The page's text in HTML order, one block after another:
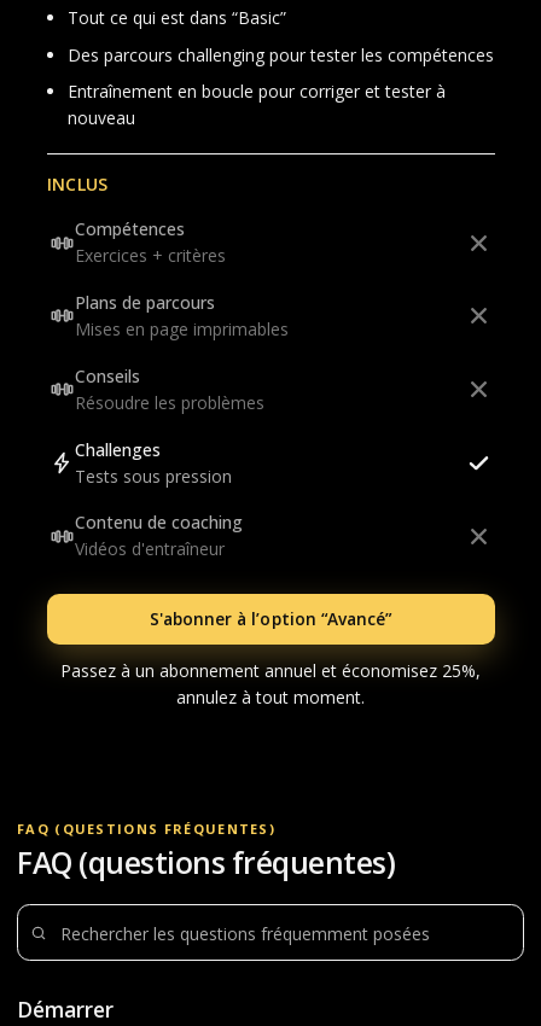
Tout ce qui est dans “Basic”
Des parcours challenging pour tester les compétences
Entraînement en boucle pour corriger et tester à
nouveau
INCLUS
Compétences
Exercices + critères
Plans de parcours
Mises en page imprimables
Conseils
Résoudre les problèmes
Challenges
Tests sous pression
Contenu de coaching
Vidéos d'entraîneur
S'abonner à l’option “Avancé”
Passez à un abonnement annuel et économisez 25%,
annulez à tout moment.
FAQ (QUESTIONS FRÉQUENTES)
FAQ (questions fréquentes)
Rechercher des questions
Démarrer